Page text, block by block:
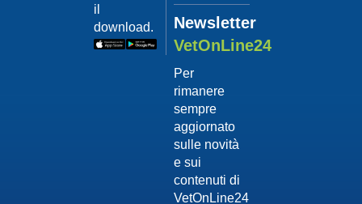
il
download.
Newsletter
VetOnLine24
Per
rimanere
sempre
aggiornato
sulle novità
e sui
contenuti di
VetOnLine24